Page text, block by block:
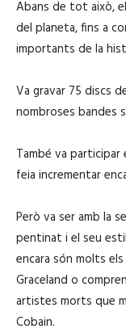
Abans de tot això,
del planeta, fins a
importants de la
Va gravar 75 discs
nombroses bandes
També va
feia incrementar
Però va ser amb la
pentinat i el seu
encara són molts
Graceland o
artistes morts que
Cobain.